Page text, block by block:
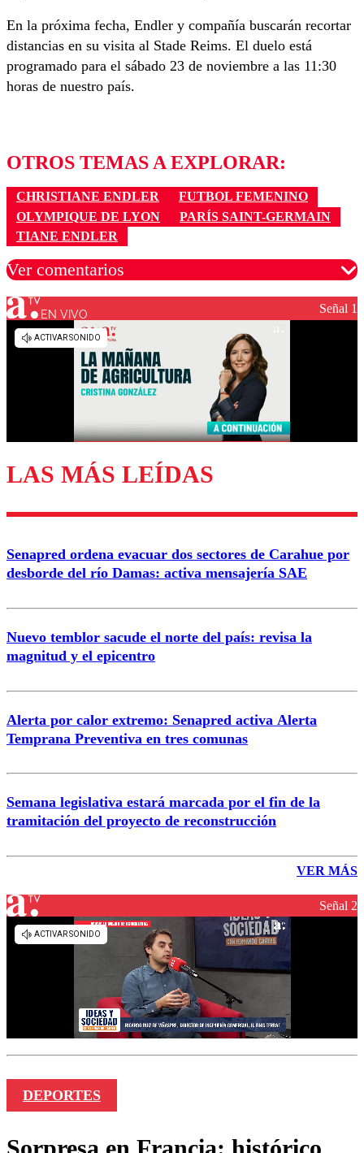
En la próxima fecha, Endler y compañía buscarán recortar
distancias en su visita al Stade Reims. El duelo está
programado para el sábado 23 de noviembre a las 11:30
horas de nuestro país.
OTROS TEMAS A EXPLORAR:
CHRISTIANE ENDLER
FUTBOL FEMENINO
OLYMPIQUE DE LYON
PARÍS SAINT-GERMAIN
TIANE ENDLER
Ver comentarios
Los comentarios son moderados para garantizar un
diálogo respetuoso.
Enviar comentario
EN VIVO Señal 1
LAS MÁS LEÍDAS
Senapred ordena evacuar dos sectores de Carahue por
desborde del río Damas: activa mensajería SAE
Nuevo temblor sacude el norte del país: revisa la
magnitud y el epicentro
Alerta por calor extremo: Senapred activa Alerta
Temprana Preventiva en tres comunas
Semana legislativa estará marcada por el fin de la
tramitación del proyecto de reconstrucción
VER MÁS
Señal 2
DEPORTES